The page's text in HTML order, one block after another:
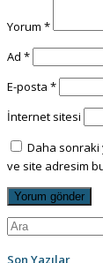
Yorum *
Ad *
E-posta *
İnternet sitesi
Daha sonraki
ve site adresim
Son Yazılar